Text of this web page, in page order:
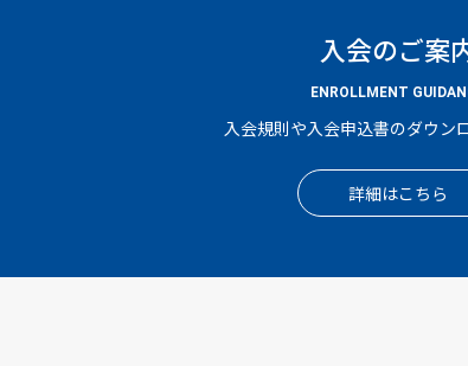
入会のご案
ENROLLMENT
入会規則や入会申込書のダウン
詳細はこちら